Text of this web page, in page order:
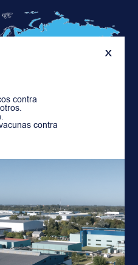
contra
contra